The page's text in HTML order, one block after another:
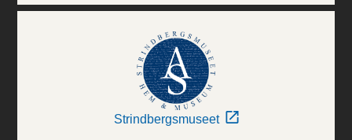
Strindbergsmuseet